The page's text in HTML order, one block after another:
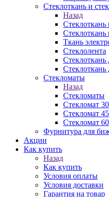
Стеклоткань и
Назад
Стеклоткань
Стеклоткань
Ткань
Стеклолента
Стеклоткань
Стеклоткань
Стекломаты
Назад
Стекломаты
Стекломат
Стекломат
Стекломат
Фурнитура для
Акции
Как купить
Назад
Как купить
Условия оплаты
Условия доставки
Гарантия на товар